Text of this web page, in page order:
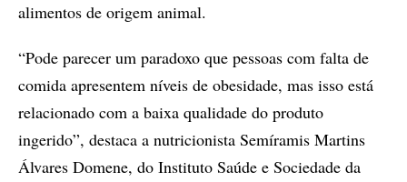
alimentos de origem animal.
“Pode parecer um paradoxo que pessoas com falta de
comida apresentem níveis de obesidade, mas isso está
relacionado com a baixa qualidade do produto
ingerido”, destaca a nutricionista Semíramis Martins
Álvares Domene, do Instituto Saúde e Sociedade da